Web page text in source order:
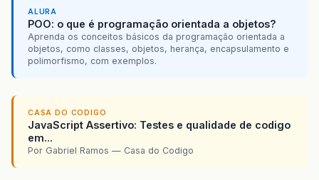
ALURA
POO: o que é programação orientada a objetos?
Aprenda os conceitos básicos da programação orientada a
objetos, como classes, objetos, herança, encapsulamento e
polimorfismo, com exemplos.
CASA DO CODIGO
JavaScript Assertivo: Testes e qualidade de codigo
em...
Por Gabriel Ramos — Casa do Codigo